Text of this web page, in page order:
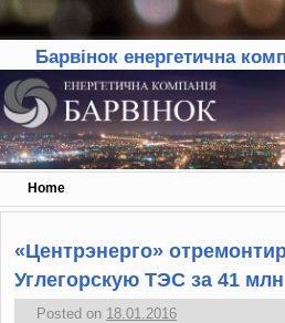
Барвінок енергетична
Home
Skip to primary content
Skip to secondary content
«Центрэнерго»
Углегорскую ТЭС за 41
Posted on 18.01.2016